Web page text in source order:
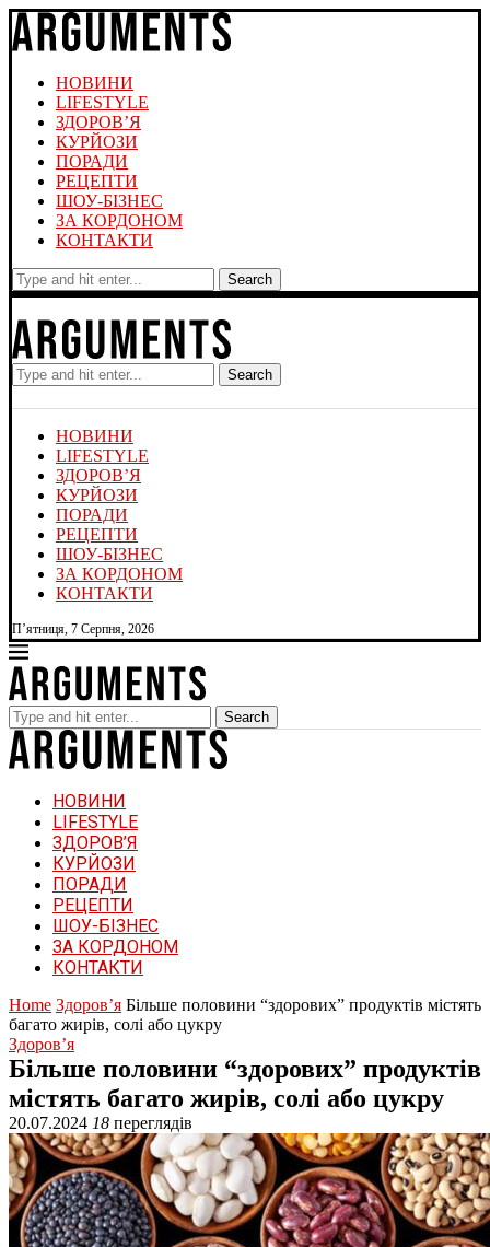
НОВИНИ
LIFESTYLE
ЗДОРОВ’Я
КУРЙОЗИ
ПОРАДИ
РЕЦЕПТИ
ШОУ-БІЗНЕС
ЗА КОРДОНОМ
КОНТАКТИ
Search
Search
НОВИНИ
LIFESTYLE
ЗДОРОВ’Я
КУРЙОЗИ
ПОРАДИ
РЕЦЕПТИ
ШОУ-БІЗНЕС
ЗА КОРДОНОМ
КОНТАКТИ
П’ятниця, 7 Серпня, 2026
Search
НОВИНИ
LIFESTYLE
ЗДОРОВ’Я
КУРЙОЗИ
ПОРАДИ
РЕЦЕПТИ
ШОУ-БІЗНЕС
ЗА КОРДОНОМ
КОНТАКТИ
Home Здоров’я Більше половини “здорових” продуктів містять
багато жирів, солі або цукру
Здоров’я
Більше половини “здорових” продуктів
містять багато жирів, солі або цукру
20.07.2024 18 переглядів